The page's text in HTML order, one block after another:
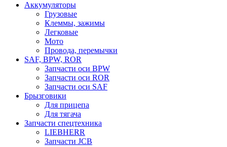
Аккумуляторы
Грузовые
Клеммы, зажимы
Легковые
Мото
Провода, перемычки
SAF, BPW, ROR
Запчасти оси BPW
Запчасти оси ROR
Запчасти оси SAF
Брызговики
Для прицепа
Для тягача
Запчасти спецтехника
LIEBHERR
Запчасти JCB